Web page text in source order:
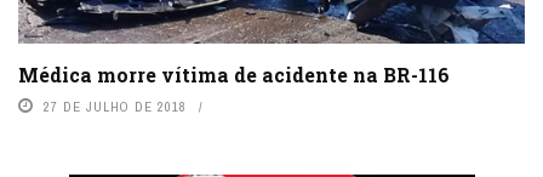
Médica morre vítima de acidente na BR-116
27 DE JULHO DE 2018